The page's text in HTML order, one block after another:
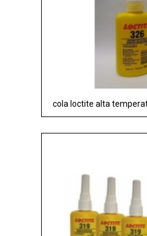
cola loctite alta